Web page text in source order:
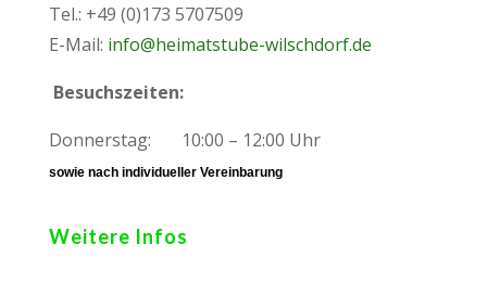
Tel.: +49 (0)173 5707509
E-Mail: info@heimatstube-wilschdorf.de
Besuchszeiten:
Donnerstag: 10:00 – 12:00 Uhr
sowie nach individueller Vereinbarung
Weitere Infos